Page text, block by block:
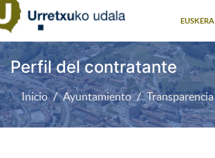
EUSKERA
Perfil del contratante
Inicio Ayuntamiento Transparencia